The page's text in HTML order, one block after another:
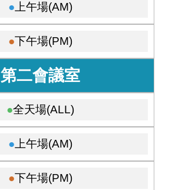
上午場(AM)
下午場(PM)
第二會議室
全天場(ALL)
上午場(AM)
下午場(PM)